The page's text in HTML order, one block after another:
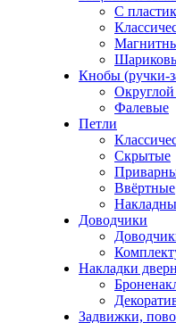
С
Кнобы (ручки-
Фалевые
Петли
Скрытые
Ввёртные
Доводчики
Накладки
Задвижки,